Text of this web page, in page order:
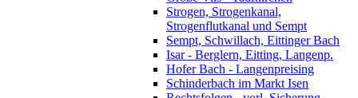
Strogen, Strogenkanal,
Strogenflutkanal und Sempt
Sempt, Schwillach, Eittinger Bach
Isar - Berglern, Eitting, Langenp.
Hofer Bach - Langenpreising
Schinderbach im Markt Isen